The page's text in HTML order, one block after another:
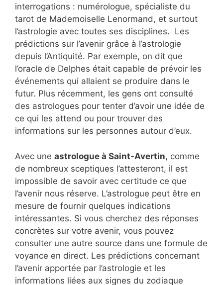
interrogations : numérologue, spécialiste du
tarot de Mademoiselle Lenormand, et surtout
l’astrologie avec toutes ses disciplines. Les
prédictions sur l’avenir grâce à l’astrologie
depuis l’Antiquité. Par exemple, on dit que
l’oracle de Delphes était capable de prévoir les
événements qui allaient se produire dans le
futur. Plus récemment, les gens ont consulté
des astrologues pour tenter d’avoir une idée de
ce qui les attend ou pour trouver des
informations sur les personnes autour d’eux.
Avec une astrologue à Saint-Avertin, comme
de nombreux sceptiques l’attesteront, il est
impossible de savoir avec certitude ce que
l’avenir nous réserve. L’astrologue peut être en
mesure de fournir quelques indications
intéressantes. Si vous cherchez des réponses
concrètes sur votre avenir, vous pouvez
consulter une autre source dans une formule de
voyance en direct. Les prédictions concernant
l’avenir apportée par l’astrologie et les
informations liées aux signes du zodiaque